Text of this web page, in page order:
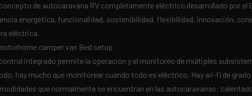
de autocaravana RV completamente eléctrico desarrollado por
energética, funcionalidad, sostenibilidad, flexibilidad, innovación,
eléctrica.
integrado permite la operación y el monitoreo de múltiples
hay mucho que monitorear cuando todo es eléctrico. Hay wi-fi de
que normalmente se encuentran en las autocaravanas: